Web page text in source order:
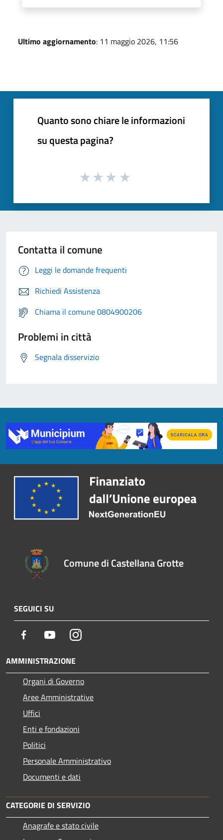
Ultimo aggiornamento: 11 maggio 2026, 11:56
Quanto sono chiare le informazioni
su questa pagina?
Contatta il comune
Leggi le domande frequenti
Richiedi Assistenza
Chiama il comune 0804900206
Problemi in città
Segnala disservizio
Comune di Castellana Grotte
SEGUICI SU
Facebook YoutubeInstagram
AMMINISTRAZIONE
Organi di Governo
Aree Amministrative
Uffici
Enti e fondazioni
Politici
Personale Amministrativo
Documenti e dati
CATEGORIE DI SERVIZIO
Anagrafe e stato civile